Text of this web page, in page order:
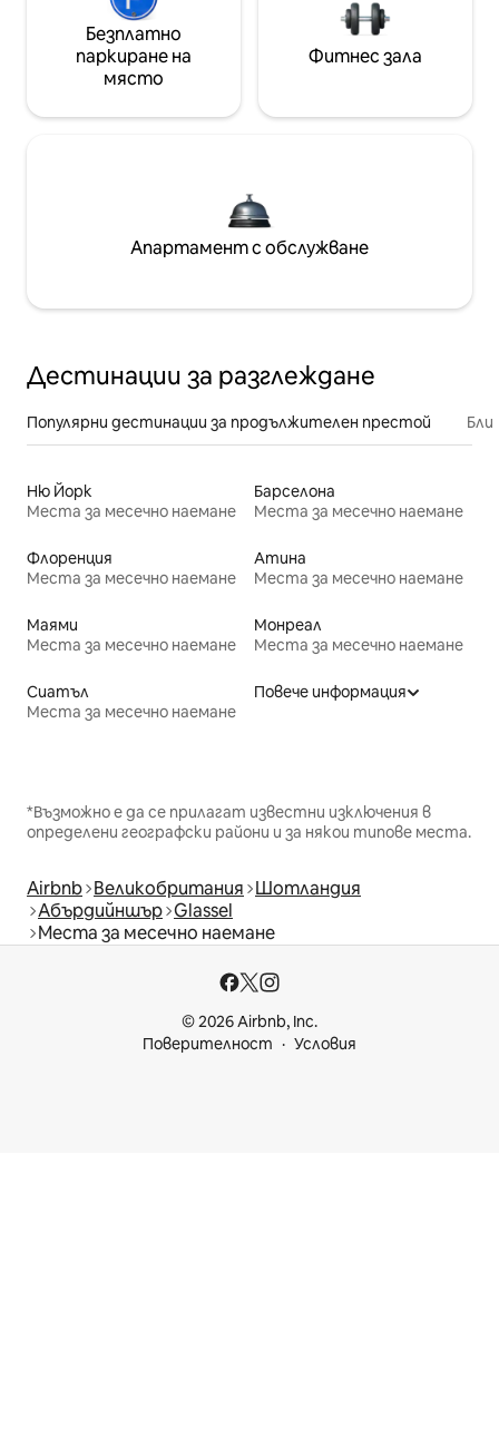
Безплатно
паркиране на
място
Фитнес зала
Апартамент с обслужване
Дестинации за разглеждане
Популярни дестинации за продължителен престой
Ню Йорк
Места за месечно наемане
Барселона
Места за месечно наемане
Флоренция
Места за месечно наемане
Атина
Места за месечно наемане
Маями
Места за месечно наемане
Монреал
Места за месечно наемане
Сиатъл
Места за месечно наемане
Повече информация
*Възможно е да се прилагат известни изключения в
определени географски райони и за някои типове места.
Airbnb Великобритания Шотландия
Абърдийншър Glassel
Места за месечно наемане
© 2026 Airbnb, Inc.
Поверителност
Условия